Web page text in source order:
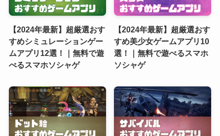
【2024年最新】超厳選おす
すめシミュレーションゲー
ムアプリ12選！｜無料で遊
べるスマホソシャゲ
【2024年最新】超厳選おす
すめ美少女ゲームアプリ10
選！｜無料で遊べるスマホ
ソシャゲ